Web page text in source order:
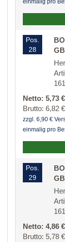
einmalig pro
Pos.
28
Netto: 5,73
Brutto: 6,82
zzgl. 6,90 €
einmalig pro
Pos.
29
Netto: 4,86
Brutto: 5,78